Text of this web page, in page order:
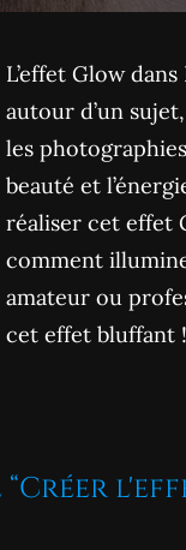
L’effet Glow
autour d’un
les
beauté et
réaliser cet effet
comment
amateur ou
cet effet bluffant !